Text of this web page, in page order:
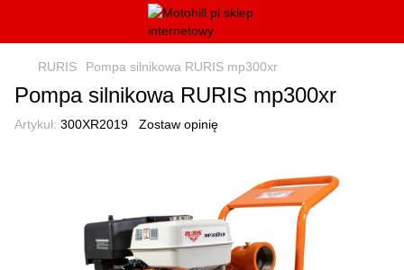
RURIS Pompa silnikowa RURIS mp300xr
Pompa silnikowa RURIS mp300xr
Artykuł: 300XR2019 Zostaw opinię